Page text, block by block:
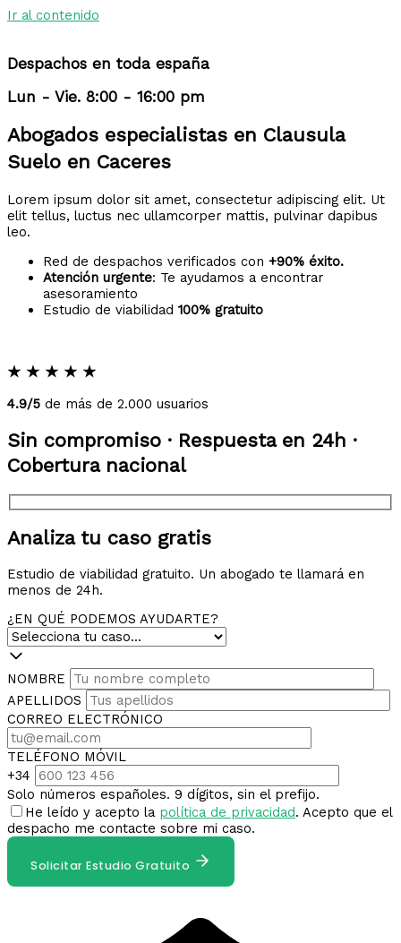
Ir al contenido
Despachos en toda españa
Lun - Vie. 8:00 - 16:00 pm
Abogados especialistas en Clausula
Suelo en Caceres
Lorem ipsum dolor sit amet, consectetur adipiscing elit. Ut
elit tellus, luctus nec ullamcorper mattis, pulvinar dapibus
leo.
Red de despachos verificados con +90% éxito.
Atención urgente: Te ayudamos a encontrar
asesoramiento
Estudio de viabilidad 100% gratuito
★ ★ ★ ★ ★
4.9/5 de más de 2.000 usuarios
Sin compromiso · Respuesta en 24h ·
Cobertura nacional
Analiza tu caso gratis
Estudio de viabilidad gratuito. Un abogado te llamará en
menos de 24h.
¿EN QUÉ PODEMOS AYUDARTE?
NOMBRE
APELLIDOS
CORREO ELECTRÓNICO
TELÉFONO MÓVIL
+34
Solo números españoles. 9 dígitos, sin el prefijo.
He leído y acepto la política de privacidad. Acepto que el
despacho me contacte sobre mi caso.
Solicitar Estudio Gratuito